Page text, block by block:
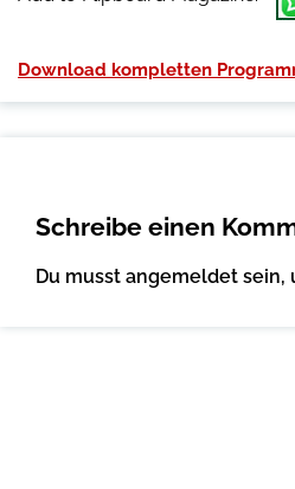
Download kompletten
Schreibe einen
Du musst angemeldet sein,